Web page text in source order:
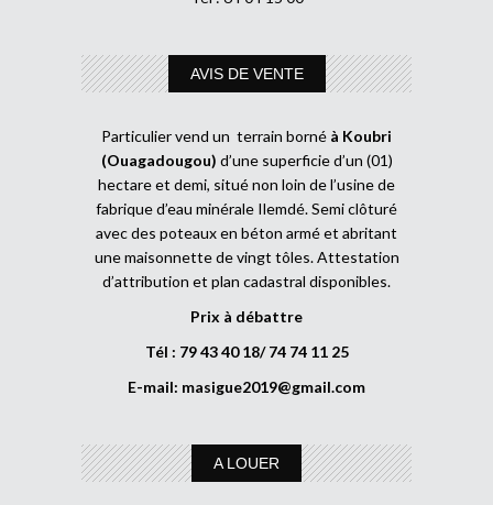
AVIS DE VENTE
Particulier vend un terrain borné à Koubri
(Ouagadougou) d’une superficie d’un (01)
hectare et demi, situé non loin de l’usine de
fabrique d’eau minérale Ilemdé. Semi clôturé
avec des poteaux en béton armé et abritant
une maisonnette de vingt tôles. Attestation
d’attribution et plan cadastral disponibles.
Prix à débattre
Tél : 79 43 40 18/ 74 74 11 25
E-mail: masigue2019@gmail.com
A LOUER